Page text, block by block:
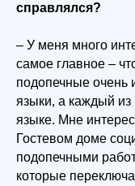
справлялся?
– У меня много
самое главное –
подопечные
языки, а каждый из
языке. Мне
Гостевом доме
подопечными
которые